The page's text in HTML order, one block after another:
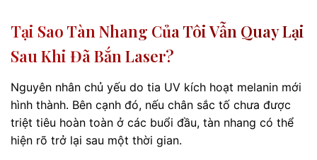
Tại Sao Tàn Nhang Của Tôi Vẫn Quay Lại
Sau Khi Đã Bắn Laser?
Nguyên nhân chủ yếu do tia UV kích hoạt melanin mới
hình thành. Bên cạnh đó, nếu chân sắc tố chưa được
triệt tiêu hoàn toàn ở các buổi đầu, tàn nhang có thể
hiện rõ trở lại sau một thời gian.